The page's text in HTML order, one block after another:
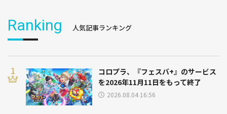
Ranking 人気記事ランキング
コロプラ、『フェスバ+』のサービス
を2026年11月11日をもって終了
2026.08.04 16:56